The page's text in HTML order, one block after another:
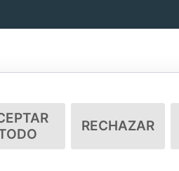
RECHAZAR